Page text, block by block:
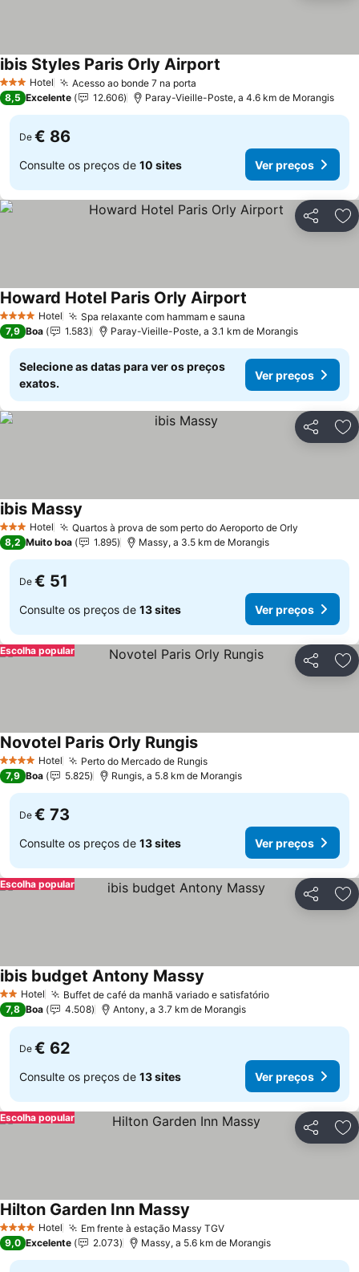
3 EstrelasHotel Acesso ao bonde 7 na porta
ibis Styles Paris Orly Airport
8,5 Excelente 12.606 Paray-Vieille-Poste, a 4.6 km de Morangis
De € 86
Consulte os preços de 10 sites Ver preços
Partilhar
4 EstrelasHotel Spa relaxante com hammam e sauna
Howard Hotel Paris Orly Airport
7,9 Boa 1.583 Paray-Vieille-Poste, a 3.1 km de Morangis
Selecione as datas para ver os preços
exatos.
Ver preços
Partilhar
3 EstrelasHotel Quartos à prova de som perto do Aeroporto de Orly
ibis Massy
8,2 Muito boa 1.895 Massy, a 3.5 km de Morangis
De € 51
Consulte os preços de 13 sites Ver preços
Partilhar
Escolha popular
4 EstrelasHotel Perto do Mercado de Rungis
Novotel Paris Orly Rungis
7,9 Boa 5.825 Rungis, a 5.8 km de Morangis
De € 73
Consulte os preços de 13 sites Ver preços
Partilhar
Escolha popular
2 Estrelas
Hotel Buffet de café da manhã variado e satisfatório
ibis budget Antony Massy
7,8 Boa 4.508 Antony, a 3.7 km de Morangis
De € 62
Consulte os preços de 13 sites Ver preços
Partilhar
Escolha popular
4 EstrelasHotel Em frente à estação Massy TGV
Hilton Garden Inn Massy
9,0 Excelente 2.073 Massy, a 5.6 km de Morangis